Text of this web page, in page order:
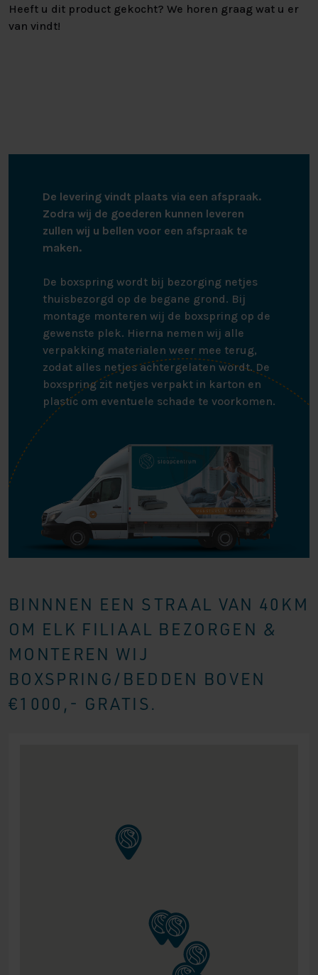
Heeft u dit product gekocht? We horen graag wat u er
van vindt!
De levering vindt plaats via een afspraak.
Zodra wij de goederen kunnen leveren
zullen wij u bellen voor een afspraak te
maken.
De boxspring wordt bij bezorging netjes
thuisbezorgd op de begane grond. Bij
montage monteren wij de boxspring op de
gewenste plek. Hierna nemen wij alle
verpakking materialen weer mee terug,
zodat alles netjes achtergelaten wordt. De
boxspring zit netjes verpakt in karton en
plastic om eventuele schade te voorkomen.
BINNNEN EEN STRAAL VAN 40KM
OM ELK FILIAAL BEZORGEN &
MONTEREN WIJ
BOXSPRING/BEDDEN BOVEN
€1000,- GRATIS.